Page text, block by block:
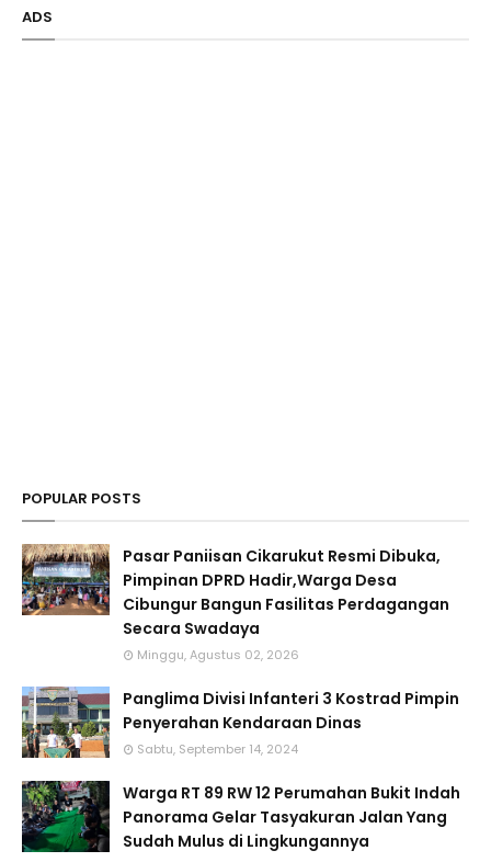
ADS
POPULAR POSTS
Pasar Paniisan Cikarukut Resmi Dibuka,
Pimpinan DPRD Hadir,Warga Desa
Cibungur Bangun Fasilitas Perdagangan
Secara Swadaya
Minggu, Agustus 02, 2026
Panglima Divisi Infanteri 3 Kostrad Pimpin
Penyerahan Kendaraan Dinas
Sabtu, September 14, 2024
Warga RT 89 RW 12 Perumahan Bukit Indah
Panorama Gelar Tasyakuran Jalan Yang
Sudah Mulus di Lingkungannya